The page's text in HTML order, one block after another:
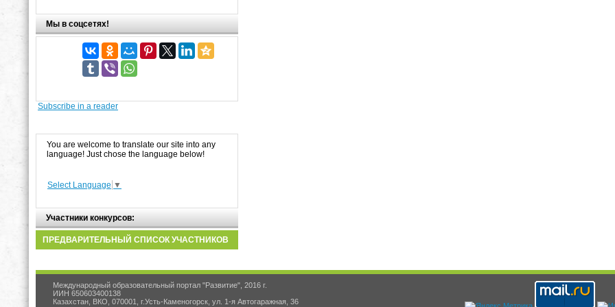
Мы в соцсетях!
Subscribe in a reader
You are welcome to translate our site into any
language! Just chose the language below!
Select Language ▼
Участники конкурсов:
ПРЕДВАРИТЕЛЬНЫЙ СПИСОК УЧАСТНИКОВ
Международный образовательный портал "Развитие", 2016 г.
ИИН 650603400138
Казахстан, ВКО, 070001, г.Усть-Каменогорск, ул. 1-я Автогаражная, 36